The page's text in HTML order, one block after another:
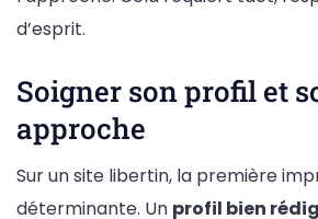
d’esprit.
Soigner son profil et
approche
Sur un site libertin, la première
déterminante. Un profil bien